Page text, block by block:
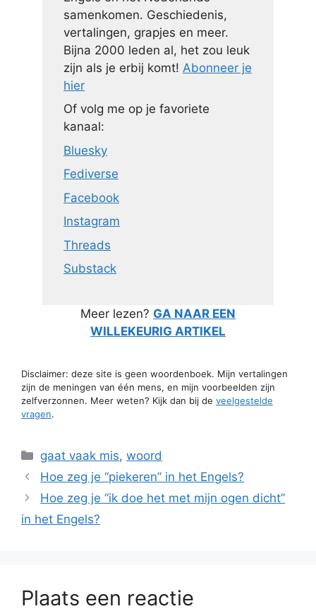
samenkomen. Geschiedenis,
vertalingen, grapjes en meer.
Bijna 2000 leden al, het zou leuk
zijn als je erbij komt! Abonneer je
hier
Of volg me op je favoriete
kanaal:
Bluesky
Fediverse
Facebook
Instagram
Threads
Substack
Meer lezen? GA NAAR EEN
WILLEKEURIG ARTIKEL
Disclaimer: deze site is geen woordenboek. Mijn vertalingen
zijn de meningen van één mens, en mijn voorbeelden zijn
zelfverzonnen. Meer weten? Kijk dan bij de veelgestelde
vragen.
Categorieën
gaat vaak mis,woord
Hoe zeg je “piekeren” in het Engels?
Hoe zeg je “ik doe het met mijn ogen dicht”
in het Engels?
Plaats een reactie